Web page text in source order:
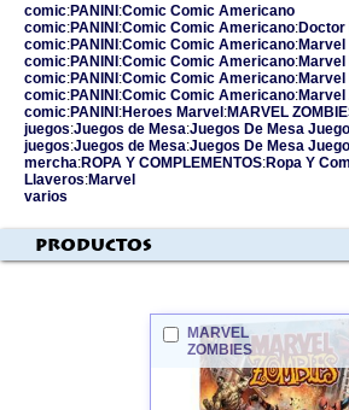
comic:PANINI:Comic Comic Americano
comic:PANINI:Comic Comic Americano:Doctor
comic:PANINI:Comic Comic Americano:Marvel
comic:PANINI:Comic Comic Americano:Marvel
comic:PANINI:Comic Comic Americano:Marvel
comic:PANINI:Comic Comic Americano:Marvel
comic:PANINI:Heroes Marvel:MARVEL
juegos:Juegos de Mesa:Juegos De Mesa
juegos:Juegos de Mesa:Juegos De Mesa
mercha:ROPA Y COMPLEMENTOS:Ropa Y
Llaveros:Marvel
varios
Productos
MARVEL
ZOMBIES